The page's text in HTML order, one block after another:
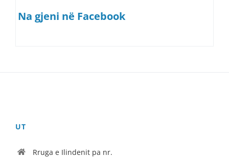
Na gjeni në Facebook
UT
Rruga e Ilindenit pa nr.